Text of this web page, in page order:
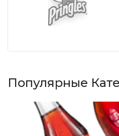
Популярные